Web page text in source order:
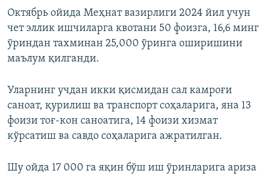
Октябрь ойида Меҳнат вазирлиги 2024 йил учун
чет эллик ишчиларга квотани 50 фоизга, 16,6 минг
ўриндан тахминан 25,000 ўринга оширишини
маълум қилганди.
Уларнинг учдан икки қисмидан сал камроғи
саноат, қурилиш ва транспорт соҳаларига, яна 13
фоизи тоғ-кон саноатига, 14 фоизи хизмат
кўрсатиш ва савдо соҳаларига ажратилган.
Шу ойда 17 000 га яқин бўш иш ўринларига ариза